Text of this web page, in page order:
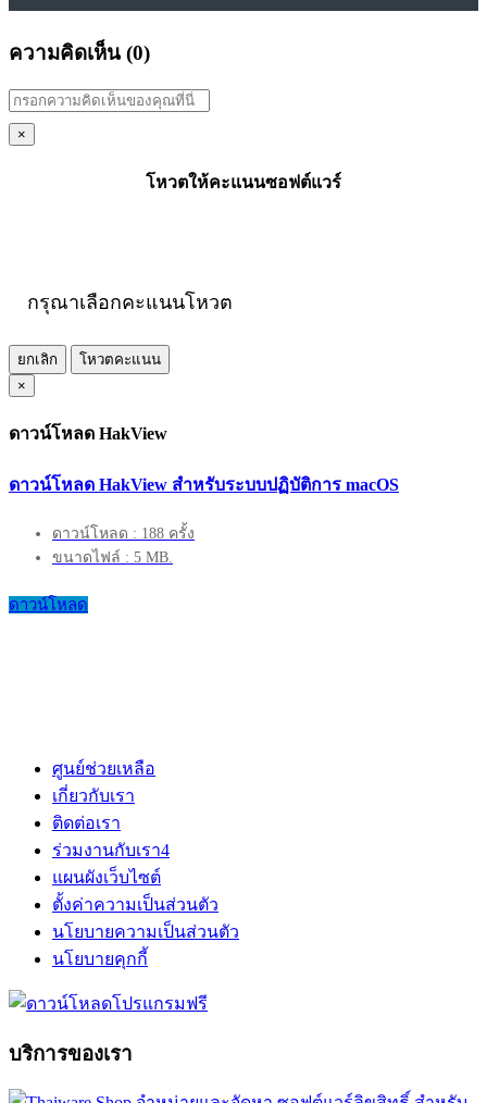
ความคิดเห็น (0)
×
โหวตให้คะแนนซอฟต์แวร์
กรุณาเลือกคะแนนโหวต
ยกเลิก
โหวตคะแนน
×
ดาวน์โหลด HakView
ดาวน์โหลด HakView สำหรับระบบปฏิบัติการ macOS
ดาวน์โหลด : 188 ครั้ง
ขนาดไฟล์ : 5 MB.
ดาวน์โหลด
ศูนย์ช่วยเหลือ
เกี่ยวกับเรา
ติดต่อเรา
ร่วมงานกับเรา4
แผนผังเว็บไซต์
ตั้งค่าความเป็นส่วนตัว
นโยบายความเป็นส่วนตัว
นโยบายคุกกี้
บริการของเรา